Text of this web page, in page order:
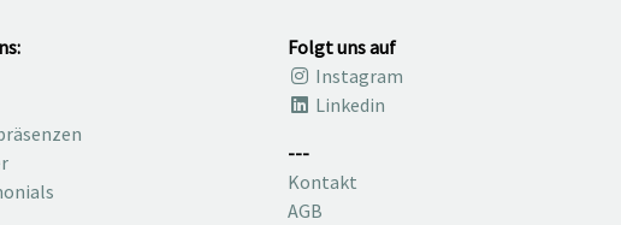
Folgt uns auf
Instagram
Linkedin
---
Kontakt
AGB